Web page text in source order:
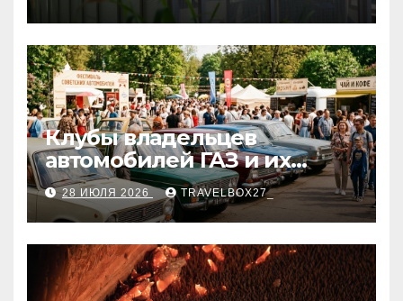
Клубы владельцев
автомобилей ГАЗ и их
мероприятия
28 ИЮЛЯ 2026 TRAVELBOX27_